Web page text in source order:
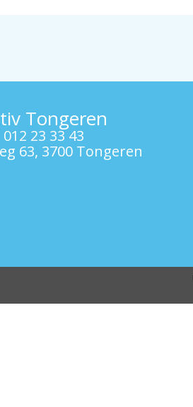
Tongeren
012 23 33 43
63, 3700 Tongeren